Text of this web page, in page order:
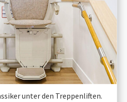
unter den Treppenliften.